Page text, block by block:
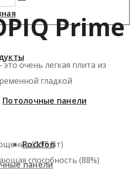
панели
Потолочные панели
Rockfon
Prime
очень легкая плита из
гладкой
(0,95 Вт)
способность (88%)